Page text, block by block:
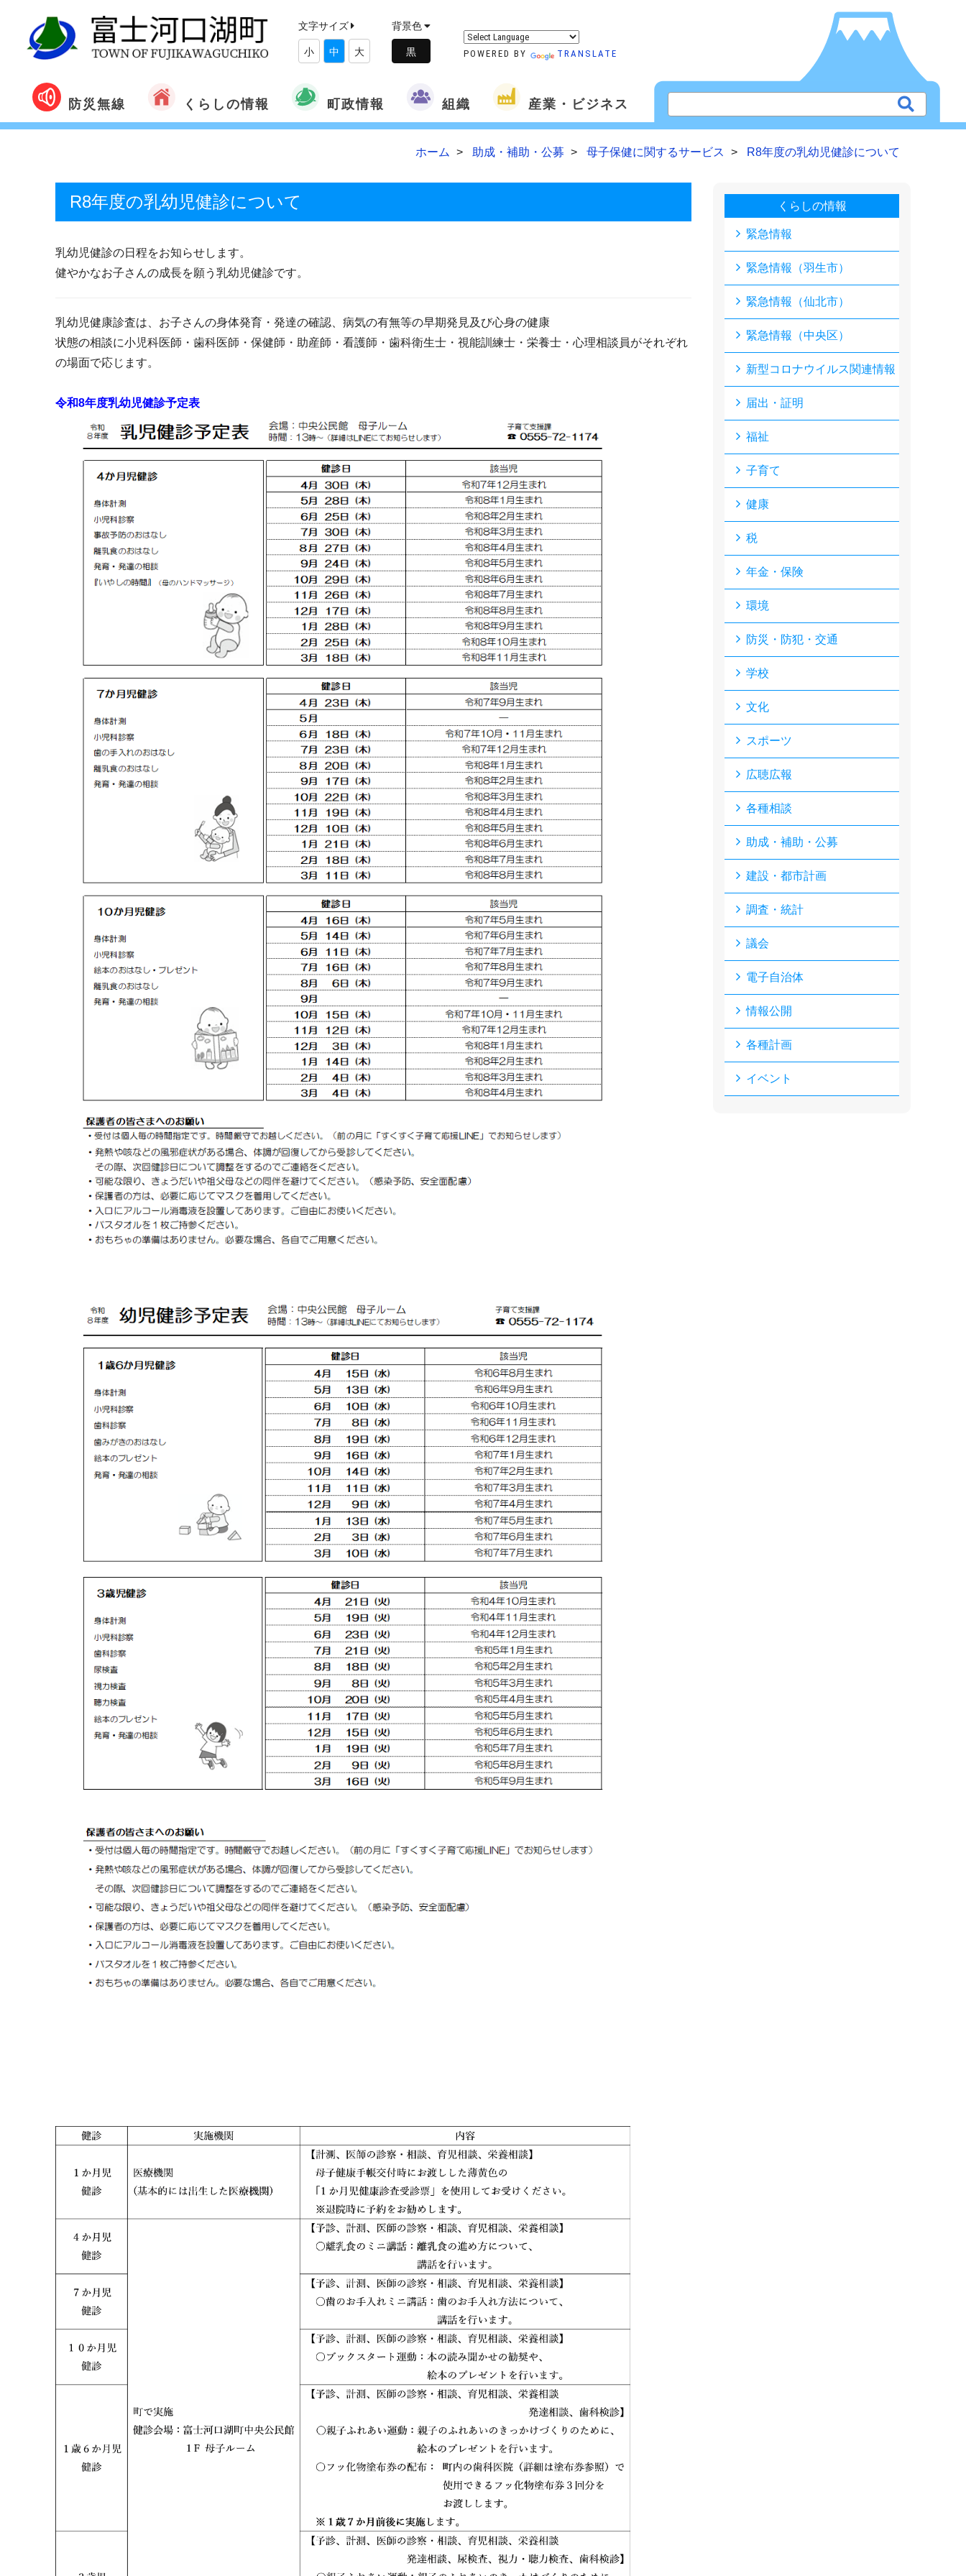
文字サイズ
小 中 大
背景色
POWERED BY TRANSLATE
防災無線 くらしの情報 町政情報 組織 産業・ビジネス
ホーム 助成・補助・公募 母子保健に関するサービス R8年度の乳幼児健診について
R8年度の乳幼児健診について
乳幼児健診の日程をお知らせします。
健やかなお子さんの成長を願う乳幼児健診です。
乳幼児健康診査は、お子さんの身体発育・発達の確認、病気の有無等の早期発見及び心身の健康
状態の相談に小児科医師・歯科医師・保健師・助産師・看護師・歯科衛生士・視能訓練士・栄養士・心理相談員がそれぞれ
の場面で応じます。
令和8年度乳幼児健診予定表
くらしの情報
緊急情報
緊急情報（羽生市）
緊急情報（仙北市）
緊急情報（中央区）
新型コロナウイルス関連情報
届出・証明
福祉
子育て
健康
税
年金・保険
環境
防災・防犯・交通
学校
文化
スポーツ
広聴広報
各種相談
助成・補助・公募
建設・都市計画
調査・統計
議会
電子自治体
情報公開
各種計画
イベント